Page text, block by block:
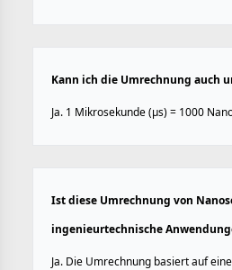
Kann ich die Umrechnung auch
Ja. 1 Mikrosekunde (µs) = 1000
Ist diese Umrechnung von
ingenieurtechnische
Ja. Die Umrechnung basiert auf